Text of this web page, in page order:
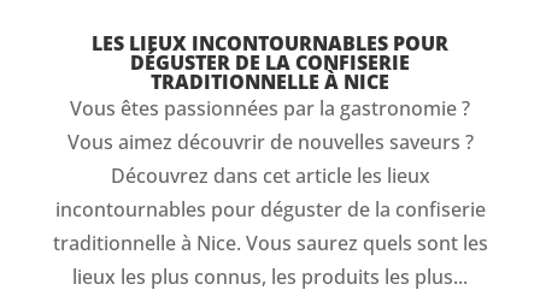
LES LIEUX INCONTOURNABLES POUR
DÉGUSTER DE LA CONFISERIE
TRADITIONNELLE À NICE
Vous êtes passionnées par la gastronomie ?
Vous aimez découvrir de nouvelles saveurs ?
Découvrez dans cet article les lieux
incontournables pour déguster de la confiserie
traditionnelle à Nice. Vous saurez quels sont les
lieux les plus connus, les produits les plus...